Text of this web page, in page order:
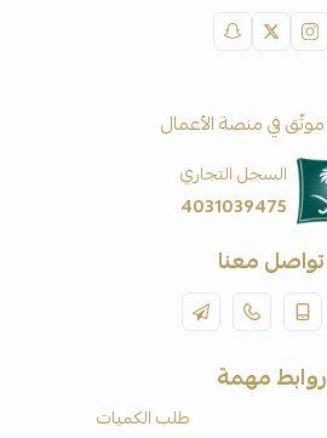
موثّق في منصة الأعمال
السجل التجاري
4031039475
تواصل معنا
روابط مهمة
طلب الكميات